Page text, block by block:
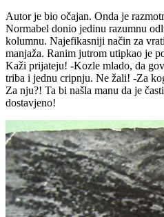
Autor je bio očajan. Onda je
Normabel donio jedinu razumnu
kolumnu. Najefikasniji način za
manjaža. Ranim jutrom utipkao je
Kaži prijateju! -Kozle mlado, da
triba i jednu cripnju. Ne žali! -Za
Za nju?! Ta bi našla manu da je
dostavjeno!